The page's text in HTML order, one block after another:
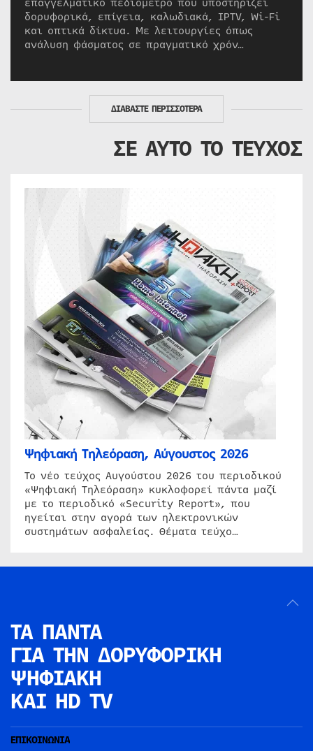
δορυφορικά, επίγεια, καλωδιακά, IPTV, Wi-Fi
και οπτικά δίκτυα. Με λειτουργίες όπως
ανάλυση φάσματος σε πραγματικό χρόν…
ΔΙΑΒΑΣΤΕ ΠΕΡΙΣΣΟΤΕΡΑ
ΣΕ ΑΥΤΟ ΤΟ ΤΕΥΧΟΣ
Ψηφιακή Τηλεόραση, Αύγουστος 2026
Το νέο τεύχος Αυγούστου 2026 του περιοδικού
«Ψηφιακή Τηλεόραση» κυκλοφορεί πάντα μαζί
με το περιοδικό «Security Report», που
ηγείται στην αγορά των ηλεκτρονικών
συστημάτων ασφαλείας. Θέματα τεύχο…
ΤΑ ΠΑΝΤΑ
ΓΙΑ ΤΗΝ ΔΟΡΥΦΟΡΙΚΗ
ΨΗΦΙΑΚΗ
ΚΑΙ HD TV
ΕΠΙΚΟΙΝΩΝΙΑ